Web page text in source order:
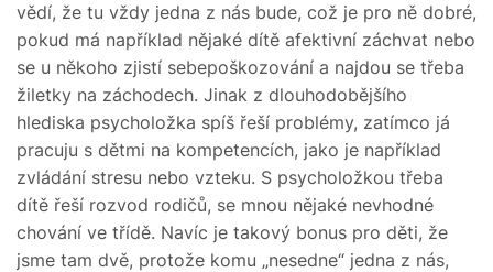
vědí, že tu vždy jedna z nás bude, což je pro ně dobré,
pokud má například nějaké dítě afektivní záchvat nebo
se u někoho zjistí sebepoškozování a najdou se třeba
žiletky na záchodech. Jinak z dlouhodobějšího
hlediska psycholožka spíš řeší problémy, zatímco já
pracuju s dětmi na kompetencích, jako je například
zvládání stresu nebo vzteku. S psycholožkou třeba
dítě řeší rozvod rodičů, se mnou nějaké nevhodné
chování ve třídě. Navíc je takový bonus pro děti, že
jsme tam dvě, protože komu „nesedne“ jedna z nás,